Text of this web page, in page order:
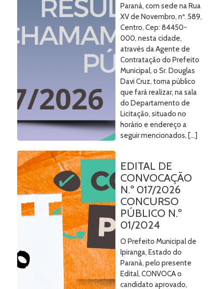
Paraná, com sede na Rua
XV de Novembro, nº. 589,
Centro, Cep: 84450-
000, nesta cidade,
através da Agente de
Contratação do Prefeito
Municipal, o Sr. Douglas
Davi Cruz, torna público
que fará realizar, na sala
do Departamento de
Licitação, situado no
horário e endereço a
seguir mencionados, […]
EDITAL DE
CONVOCAÇÃO
N.º 017/2026
CONCURSO
PÚBLICO N.º
01/2024
O Prefeito Municipal de
Ipiranga, Estado do
Paraná, pelo presente
Edital, CONVOCA o
candidato aprovado,